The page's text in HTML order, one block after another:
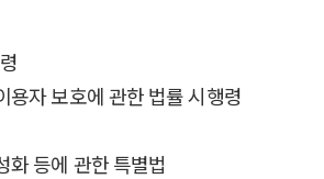
용자 보호에 관한 법률 시행령
화 등에 관한 특별법